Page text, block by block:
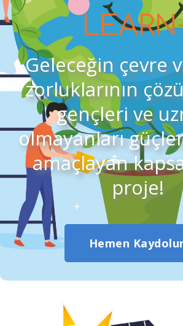
Geleceğin çevre
zorluklarının
gençleri ve
olmayanları
amaçlayan
proje!
Hemen